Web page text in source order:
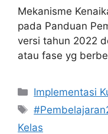
Mekanisme
pada Panduan
versi tahun 2022
atau fase yg
Kategori
Implementasi
Tag
Kelas